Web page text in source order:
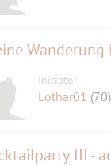
Initiator
Lothar01 (70)
III -